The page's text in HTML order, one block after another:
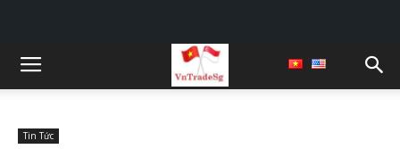
Tin Tức